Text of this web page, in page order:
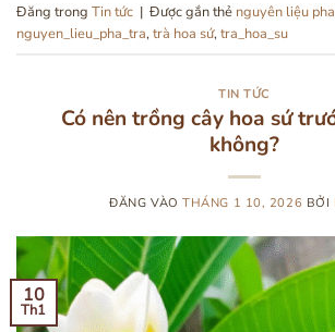
Đăng trong Tin tức | Được gắn thẻ nguyên liệu
nguyen_lieu_pha_tra, trà hoa sứ, tra_hoa_su
TIN TỨC
Có nên trồng cây hoa sứ
không?
ĐĂNG VÀOTHÁNG 1 10, 2026 BỞI
10
Th1